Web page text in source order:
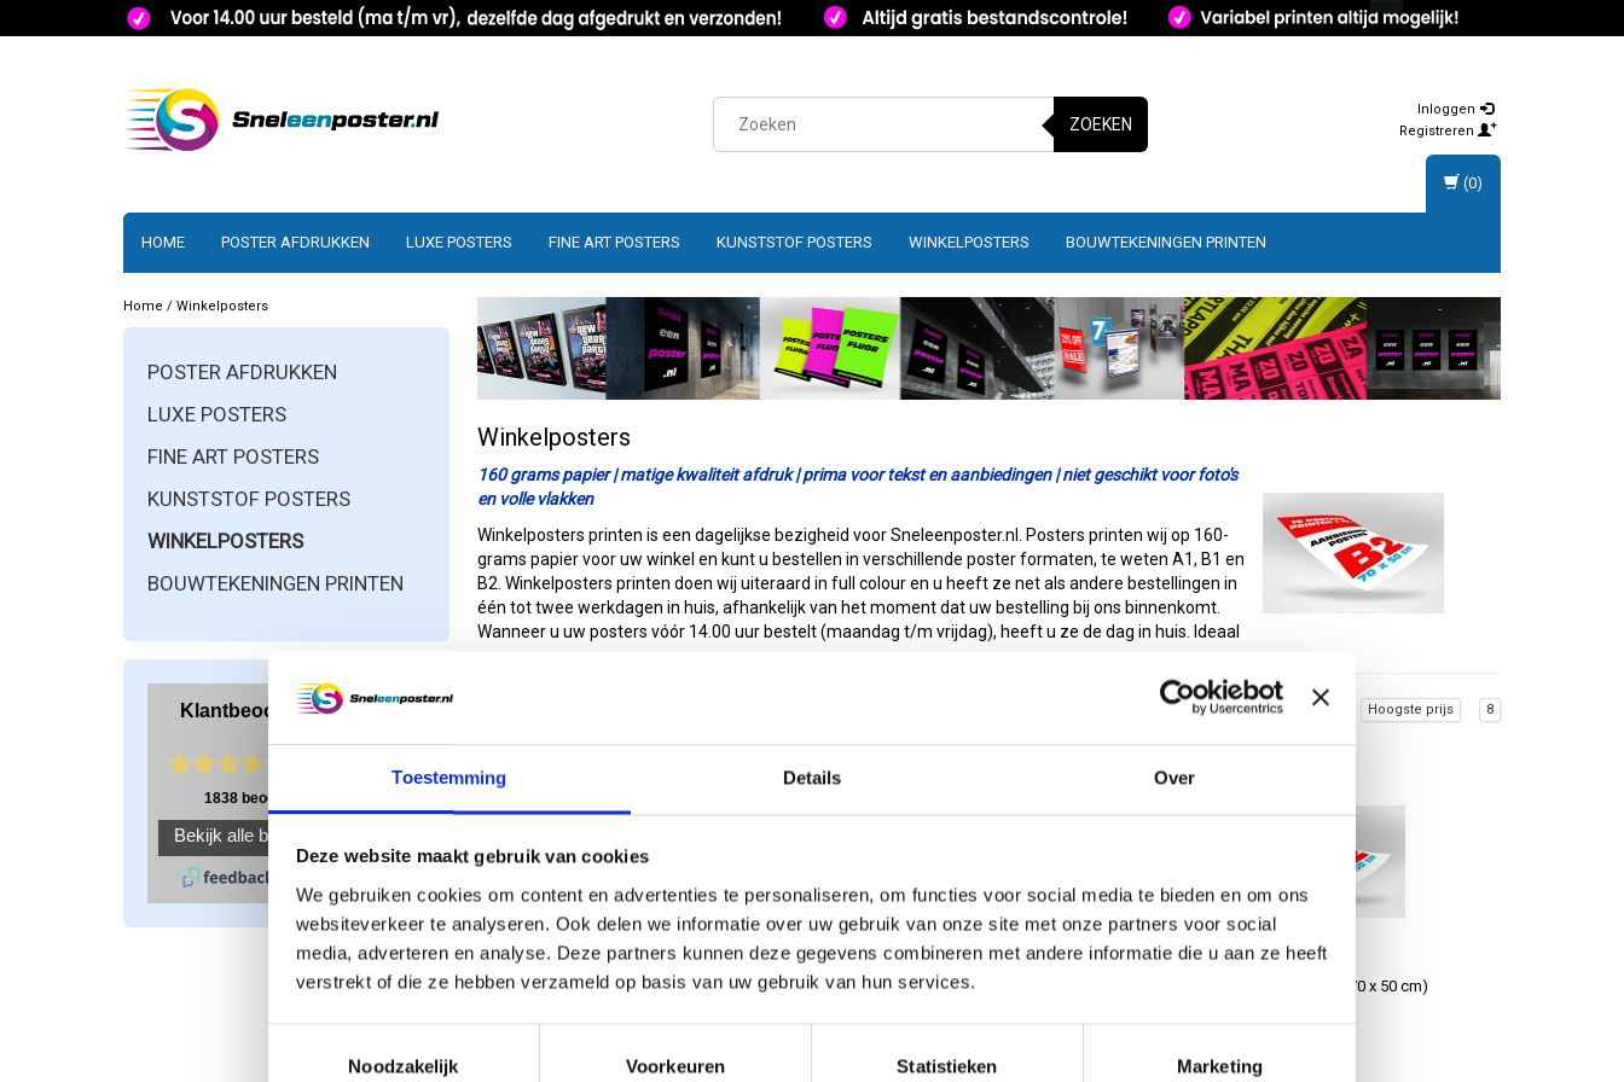
Toestemming Details Over
Deze website maakt gebruik van cookies
We gebruiken cookies om content en advertenties te personaliseren, om functies voor social media te bieden en om ons
websiteverkeer te analyseren. Ook delen we informatie over uw gebruik van onze site met onze partners voor social
media, adverteren en analyse. Deze partners kunnen deze gegevens combineren met andere informatie die u aan ze heeft
verstrekt of die ze hebben verzameld op basis van uw gebruik van hun services.
Noodzakelijk
Voorkeuren Statistieken Marketing
ZOEKEN
Inloggen
Registreren
HOME POSTER AFDRUKKEN LUXE POSTERS FINE ART POSTERS KUNSTSTOF POSTERS WINKELPOSTERS BOUWTEKENINGEN PRINTEN
(0)
Home / Winkelposters
POSTER AFDRUKKEN
LUXE POSTERS
FINE ART POSTERS
KUNSTSTOF POSTERS
WINKELPOSTERS
BOUWTEKENINGEN PRINTEN
Winkelposters
160 grams papier | matige kwaliteit afdruk | prima voor tekst en aanbiedingen | niet geschikt voor foto's
en volle vlakken
Winkelposters printen is een dagelijkse bezigheid voor Sneleenposter.nl. Posters printen wij op 160-
grams papier voor uw winkel en kunt u bestellen in verschillende poster formaten, te weten A1, B1 en
B2. Winkelposters printen doen wij uiteraard in full colour en u heeft ze net als andere bestellingen in
één tot twee werkdagen in huis, afhankelijk van het moment dat uw bestelling bij ons binnenkomt.
Wanneer u uw posters vóór 14.00 uur bestelt (maandag t/m vrijdag), heeft u ze de dag in huis. Ideaal
het design van de posters matcht met uw winkel. Stuur ons uw bestand via de e mail en vermeld
hierbij hoeveel exemplaren u wenst. U kunt dit eenvoudig in de bestandsnaam vermelden om
bestand dan bijvoorbeeld de naam 5x_posterA.pdf. Zo krijgt u gegarandeerd het door u gewenste
. Winkelposters printen kan vanaf vijf stuks en uiteraard met snelle levertijden.
Laat uw winkel er fantastisch uitzien met onze posters
Als u bij Sneleenposter.nl uw winkelposters laat printen, dan rekent u op service en kwaliteit. De
posters zijn geschikt voor een clickbord of een stoepbord. Foto's kunnen er niet op worden afgedrukt
of het laten printen van winkelposters? Neemt u dan contact met ons op
Hoogste prijs 8
Winkel posters B1 (100 x 70 cm)
€6,50
Winkel posters A1 (84,1 x 59,4 cm)
€3,99
Winkel posters B2 (70 x 50 cm)